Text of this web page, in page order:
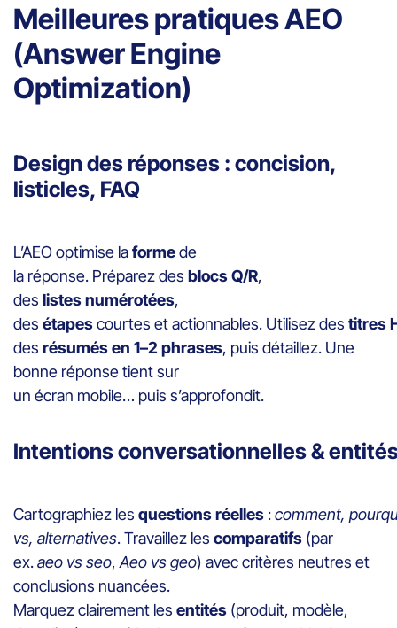
Meilleures pratiques AEO
(Answer Engine
Optimization)
Design des réponses : concision,
listicles, FAQ
L’AEO optimise laformede
la réponse. Préparez des blocs Q/R,
des listes numérotées,
des étapescourtes et actionnables. Utilisez des titres
des résumés en 1–2 phrases, puis détaillez. Une
bonne réponse tient sur
un écran mobile… puis s’approfondit.
Intentions conversationnelles &
Cartographiez les questions réelles :comment,
vs, alternatives. Travaillez les comparatifs (par
ex.aeo vs seo, Aeo vs geo) avec critères neutres et
conclusions nuancées.
Marquez clairement les entités (produit, modèle,